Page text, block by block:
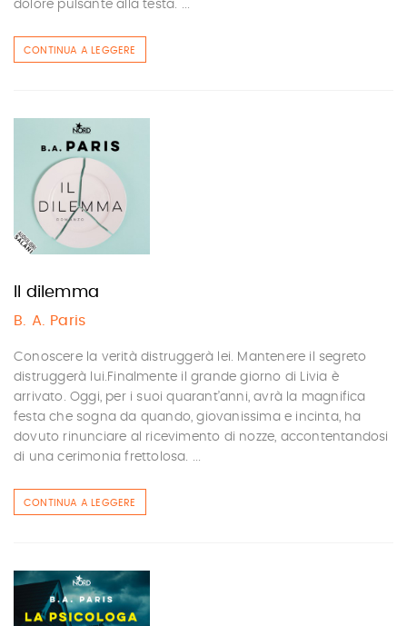
dolore pulsante alla testa. ...
CONTINUA A LEGGERE
Il dilemma
B. A. Paris
Conoscere la verità distruggerà lei. Mantenere il segreto
distruggerà lui.Finalmente il grande giorno di Livia è
arrivato. Oggi, per i suoi quarant’anni, avrà la magnifica
festa che sogna da quando, giovanissima e incinta, ha
dovuto rinunciare al ricevimento di nozze, accontentandosi
di una cerimonia frettolosa. ...
CONTINUA A LEGGERE